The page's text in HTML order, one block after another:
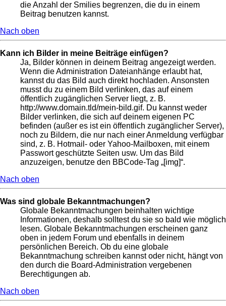
die Anzahl der Smilies begrenzen, die du in einem
Beitrag benutzen kannst.
Nach oben
Kann ich Bilder in meine Beiträge einfügen?
Ja, Bilder können in deinem Beitrag angezeigt werden.
Wenn die Administration Dateianhänge erlaubt hat,
kannst du das Bild auch direkt hochladen. Ansonsten
musst du zu einem Bild verlinken, das auf einem
öffentlich zugänglichen Server liegt, z. B.
http://www.domain.tld/mein-bild.gif. Du kannst weder
Bilder verlinken, die sich auf deinem eigenen PC
befinden (außer es ist ein öffentlich zugänglicher Server),
noch zu Bildern, die nur nach einer Anmeldung verfügbar
sind, z. B. Hotmail- oder Yahoo-Mailboxen, mit einem
Passwort geschützte Seiten usw. Um das Bild
anzuzeigen, benutze den BBCode-Tag „[img]“.
Nach oben
Was sind globale Bekanntmachungen?
Globale Bekanntmachungen beinhalten wichtige
Informationen, deshalb solltest du sie so bald wie möglich
lesen. Globale Bekanntmachungen erscheinen ganz
oben in jedem Forum und ebenfalls in deinem
persönlichen Bereich. Ob du eine globale
Bekanntmachung schreiben kannst oder nicht, hängt von
den durch die Board-Administration vergebenen
Berechtigungen ab.
Nach oben